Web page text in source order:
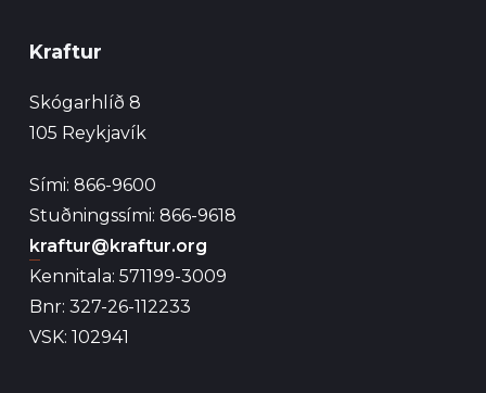
Kraftur
Skógarhlíð 8
105 Reykjavík
Sími: 866-9600
Stuðningssími: 866-9618
kraftur@kraftur.org
Kennitala: 571199-3009
Bnr: 327-26-112233
VSK: 102941